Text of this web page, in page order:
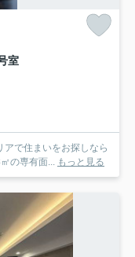
室
で住まいをお探しなら
の専有面... もっと見る